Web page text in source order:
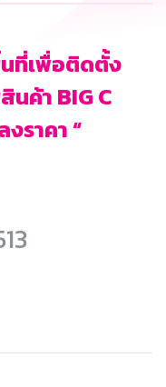
นที่เพื่อติดตั้ง
นค้า BIG C
ราคา “